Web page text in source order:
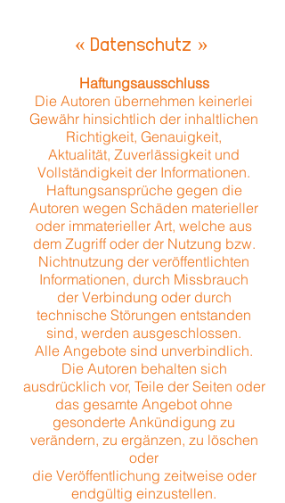
« Datenschutz »
Haftungsausschluss
Die Autoren übernehmen keinerlei
Gewähr hinsichtlich der inhaltlichen
Richtigkeit, Genauigkeit,
Aktualität, Zuverlässigkeit und
Vollständigkeit der Informationen.
Haftungsansprüche gegen die
Autoren wegen Schäden materieller
oder immaterieller Art, welche aus
dem Zugriff oder der Nutzung bzw.
Nichtnutzung der veröffentlichten
Informationen, durch Missbrauch
der Verbindung oder durch
technische Störungen entstanden
sind, werden ausgeschlossen.
Alle Angebote sind unverbindlich.
Die Autoren behalten sich
ausdrücklich vor, Teile der Seiten oder
das gesamte Angebot ohne
gesonderte Ankündigung zu
verändern, zu ergänzen, zu löschen
oder
die Veröffentlichung zeitweise oder
endgültig einzustellen.